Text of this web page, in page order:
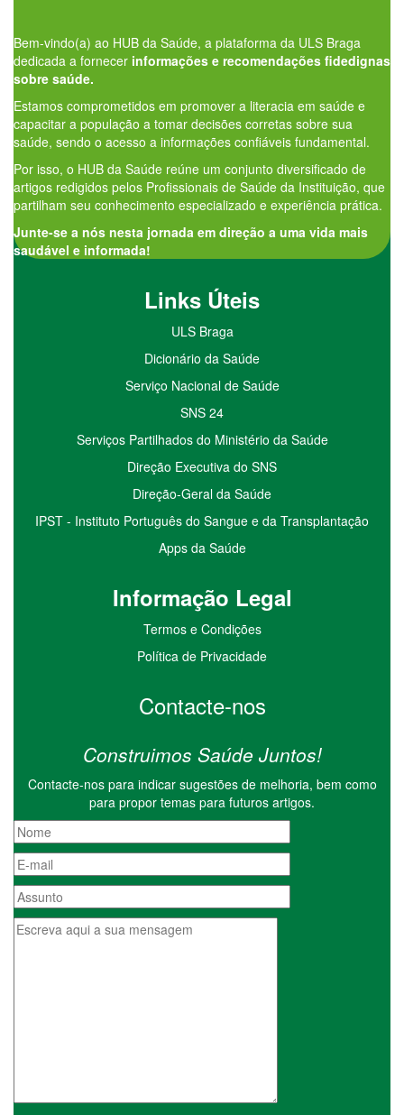
Bem-vindo(a) ao HUB da Saúde, a plataforma da ULS Braga
dedicada a fornecer informações e recomendações fidedignas
sobre saúde.
Estamos comprometidos em promover a literacia em saúde e
capacitar a população a tomar decisões corretas sobre sua
saúde, sendo o acesso a informações confiáveis fundamental.
Por isso, o HUB da Saúde reúne um conjunto diversificado de
artigos redigidos pelos Profissionais de Saúde da Instituição, que
partilham seu conhecimento especializado e experiência prática.
Junte-se a nós nesta jornada em direção a uma vida mais
saudável e informada!
Links Úteis
ULS Braga
Dicionário da Saúde
Serviço Nacional de Saúde
SNS 24
Serviços Partilhados do Ministério da Saúde
Direção Executiva do SNS
Direção-Geral da Saúde
IPST - Instituto Português do Sangue e da Transplantação
Apps da Saúde
Informação Legal
Termos e Condições
Política de Privacidade
Contacte-nos
Construimos Saúde Juntos!
Contacte-nos para indicar sugestões de melhoria, bem como
para propor temas para futuros artigos.